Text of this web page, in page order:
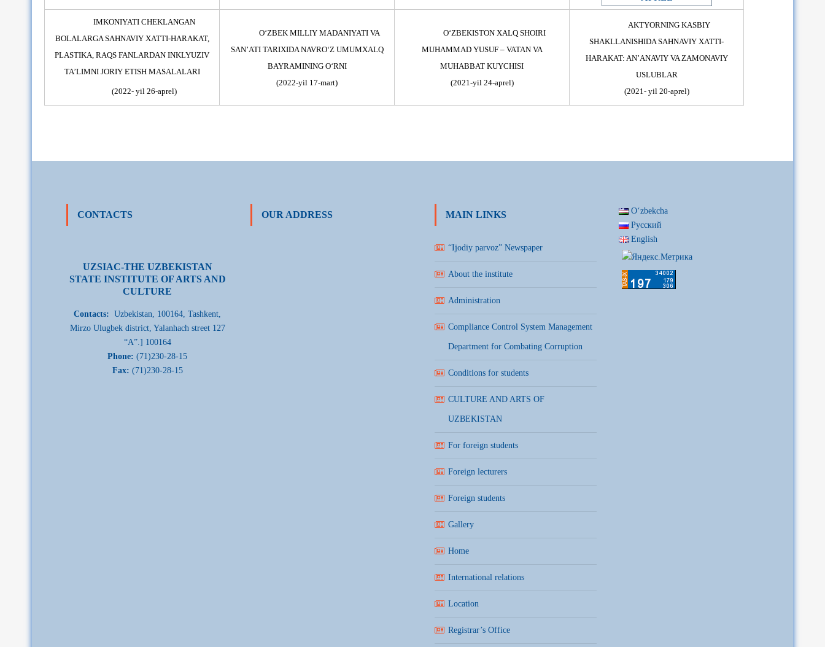
IMKONIYATI CHEKLANGAN
BOLALARGA SAHNAVIY XATTI-HARAKAT,
PLASTIKA, RAQS FANLARDAN INKLYUZIV
TA’LIMNI JORIY ETISH MASALALARI
(2022- yil 26-aprel)
O‘ZBEK MILLIY MADANIYATI VA
SAN’ATI TARIXIDA NAVRO‘Z UMUMXALQ
BAYRAMINING O‘RNI
(2022-yil 17-mart)
О‘ZBEKISTON XALQ SHOIRI
MUHAMMAD YUSUF – VATAN VA
MUHABBAT KUYCHISI
(2021-yil 24-aprel)
AKTYORNING KASBIY
SHAKLLANISHIDA SAHNAVIY XATTI-
HARAKAT: AN’ANAVIY VA ZAMONAVIY
USLUBLAR
(2021- yil 20-aprel)
CONTACTS
UZSIAC-THE UZBEKISTAN
STATE INSTITUTE OF ARTS AND
CULTURE
Contacts: Uzbekistan, 100164, Tashkent,
Mirzo Ulugbek district, Yalanhach street 127
“A”.] 100164
Phone: (71)230-28-15
Fax: (71)230-28-15
OUR ADDRESS MAIN LINKS
“Ijodiy parvoz” Newspaper
About the institute
Administration
Compliance Control System Management
Department for Combating Corruption
Conditions for students
CULTURE AND ARTS OF
UZBEKISTAN
For foreign students
Foreign lecturers
Foreign students
Gallery
Home
International relations
Location
Registrar’s Office
Oʻzbekcha
Русский
English